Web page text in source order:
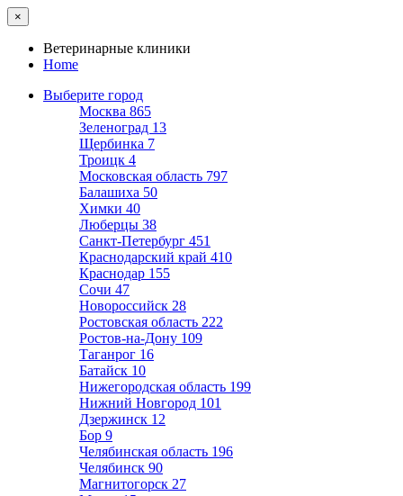
×
Ветеринарные клиники
Home
Выберите город
Москва 865
Зеленоград 13
Щербинка 7
Троицк 4
Московская область 797
Балашиха 50
Химки 40
Люберцы 38
Санкт-Петербург 451
Краснодарский край 410
Краснодар 155
Сочи 47
Новороссийск 28
Ростовская область 222
Ростов-на-Дону 109
Таганрог 16
Батайск 10
Нижегородская область 199
Нижний Новгород 101
Дзержинск 12
Бор 9
Челябинская область 196
Челябинск 90
Магнитогорск 27